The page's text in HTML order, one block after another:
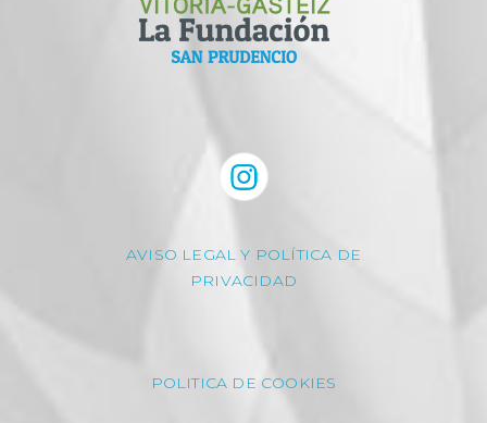
AVISO LEGAL Y POLÍTICA DE
PRIVACIDAD
POLITICA DE COOKIES